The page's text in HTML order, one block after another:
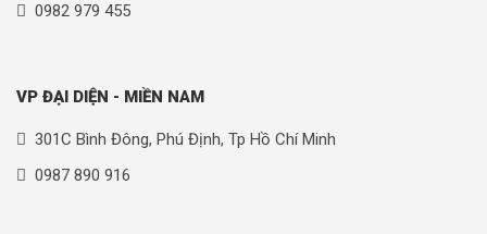
0982 979 455
VP ĐẠI DIỆN - MIỀN NAM
301C Bình Đông, Phú Định, Tp Hồ Chí Minh
0987 890 916